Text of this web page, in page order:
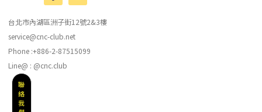
台北市內湖區洲子街12號2&3樓
service@cnc-club.net
Phone :+886-2-87515099
Line@ : @cnc.club
聯
絡
我